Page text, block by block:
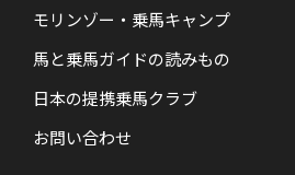
モリンゾー・乗馬キャンプ
馬と乗馬ガイドの読みもの
日本の提携乗馬クラブ
お問い合わせ